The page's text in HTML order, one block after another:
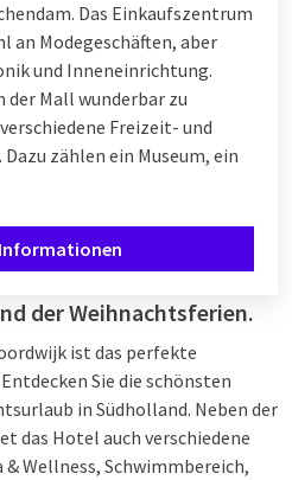
Das Einkaufszentrum
an Modegeschäften, aber
und Inneneinrichtung.
Mall wunderbar zu
Freizeit- und
zählen ein Museum, ein
der Weihnachtsferien.
ist das perfekte
Sie die schönsten
in Südholland. Neben der
das Hotel auch verschiedene
& Wellness, Schwimmbereich,